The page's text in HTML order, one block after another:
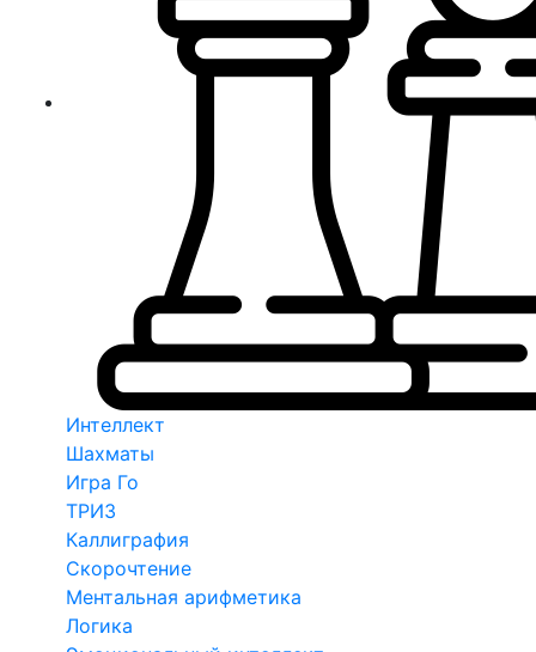
Интеллект
Шахматы
Игра Го
ТРИЗ
Каллиграфия
Скорочтение
Ментальная арифметика
Логика